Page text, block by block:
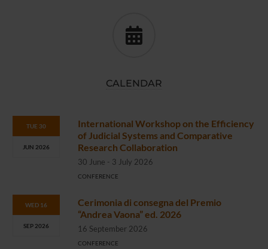
CALENDAR
TUE 30
JUN 2026
International Workshop on the Efficiency
of Judicial Systems and Comparative
Research Collaboration
30 June - 3 July 2026
CONFERENCE
WED 16
SEP 2026
Cerimonia di consegna del Premio
“Andrea Vaona” ed. 2026
16 September 2026
CONFERENCE